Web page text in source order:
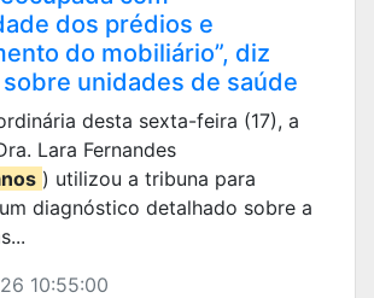
dos prédios e
do mobiliário”, diz
sobre unidades de saúde
desta sexta-feira (17), a
Lara Fernandes
) utilizou a tribuna para
diagnóstico detalhado sobre a
10:55:00